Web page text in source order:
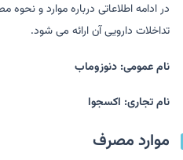
در ادامه اطلاعاتی درباره موارد و
تداخلات دارویی آن ارائه می شود.
نام عمومی: دنوزوماب
نام تجاری: اکسجوا
موارد مصرف